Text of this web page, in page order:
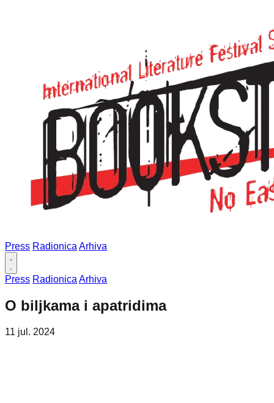
Press Radionica Arhiva
Press Radionica Arhiva
O biljkama i apatridima
11 jul. 2024